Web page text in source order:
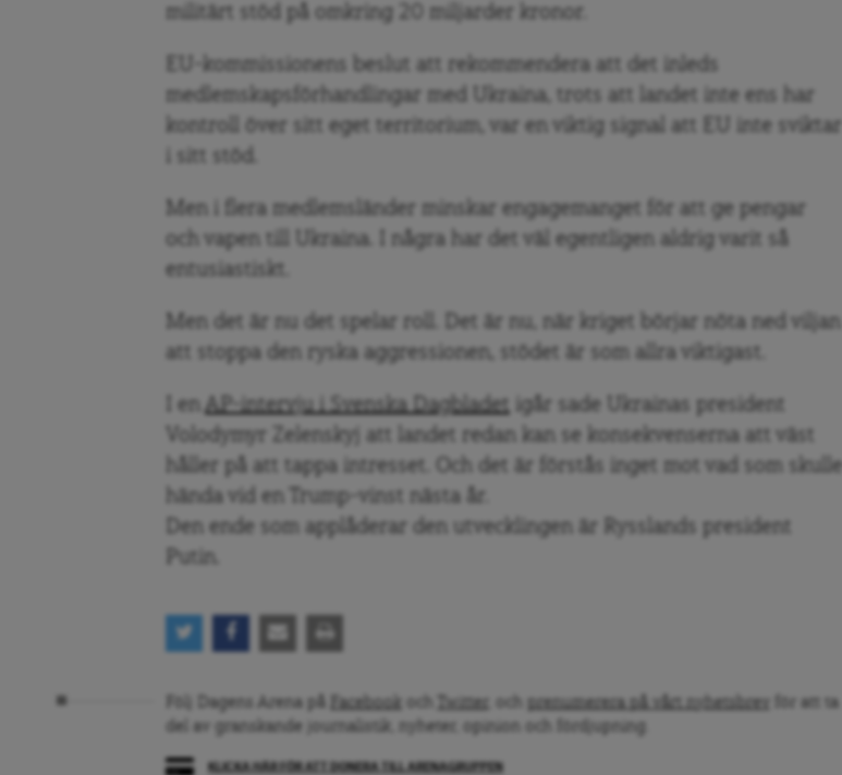
militärt stöd på omkring 20 miljarder kronor.
EU-kommissionens beslut att rekommendera att det inleds
medlemskapsförhandlingar med Ukraina, trots att landet inte ens har
kontroll över sitt eget territorium, var en viktig signal att EU inte sviktar
i sitt stöd.
Men i flera medlemsländer minskar engagemanget för att ge pengar
och vapen till Ukraina. I några har det väl egentligen aldrig varit så
entusiastiskt.
Men det är nu det spelar roll. Det är nu, när kriget börjar nöta ned viljan
att stoppa den ryska aggressionen, stödet är som allra viktigast.
I enAP-intervju i Svenska Dagbladet igår sade Ukrainas president
Volodymyr Zelenskyj att landet redan kan se konsekvenserna att väst
håller på att tappa intresset. Och det är förstås inget mot vad som skulle
hända vid en Trump-vinst nästa år.
Den ende som applåderar den utvecklingen är Rysslands president
Putin.
Följ Dagens Arena på Facebook Twitter prenumerera på vårt nyhetsbrev
för att ta
del av granskande journalistik, nyheter, opinion och fördjupning.